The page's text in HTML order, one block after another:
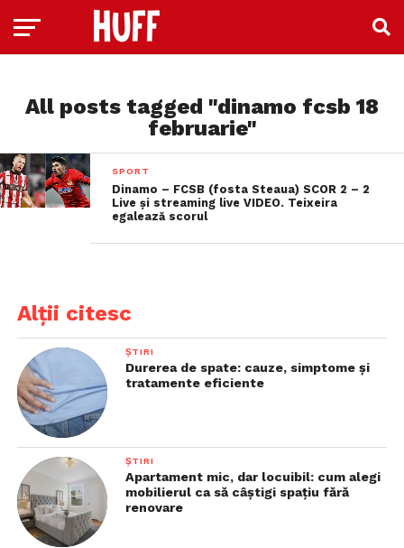
All posts tagged "dinamo fcsb 18
februarie"
SPORT
Dinamo – FCSB (fosta Steaua) SCOR 2 – 2
Live și streaming live VIDEO. Teixeira
egalează scorul
Alții citesc
ȘTIRI
Durerea de spate: cauze, simptome și
tratamente eficiente
ȘTIRI
Apartament mic, dar locuibil: cum alegi
mobilierul ca să câștigi spațiu fără
renovare